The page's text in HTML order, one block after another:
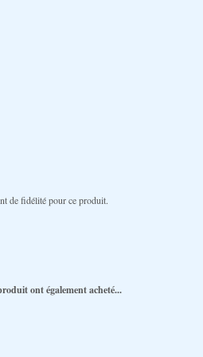
de fidélité pour ce produit.
ont également acheté...